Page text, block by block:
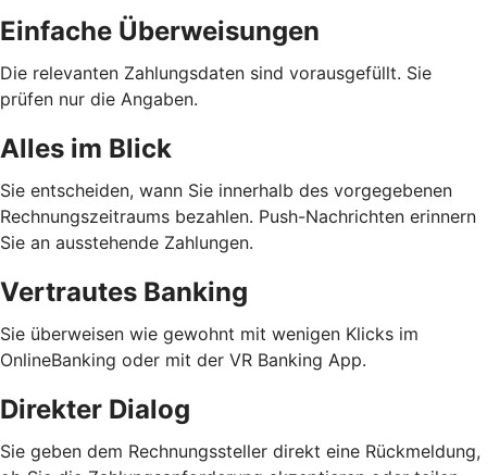
Einfache Überweisungen
Die relevanten Zahlungsdaten sind vorausgefüllt. Sie
prüfen nur die Angaben.
Alles im Blick
Sie entscheiden, wann Sie innerhalb des vorgegebenen
Rechnungszeitraums bezahlen. Push-Nachrichten erinnern
Sie an ausstehende Zahlungen.
Vertrautes Banking
Sie überweisen wie gewohnt mit wenigen Klicks im
OnlineBanking oder mit der VR Banking App.
Direkter Dialog
Sie geben dem Rechnungssteller direkt eine Rückmeldung,